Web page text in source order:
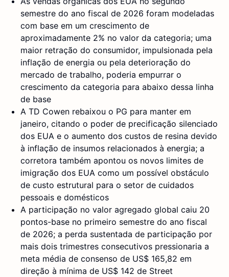
semestre do ano fiscal de 2026 foram modeladas
com base em um crescimento de
aproximadamente 2% no valor da categoria; uma
maior retração do consumidor, impulsionada pela
inflação de energia ou pela deterioração do
mercado de trabalho, poderia empurrar o
crescimento da categoria para abaixo dessa linha
de base
A TD Cowen rebaixou o PG para manter em
janeiro, citando o poder de precificação silenciado
dos EUA e o aumento dos custos de resina devido
à inflação de insumos relacionados à energia; a
corretora também apontou os novos limites de
imigração dos EUA como um possível obstáculo
de custo estrutural para o setor de cuidados
pessoais e domésticos
A participação no valor agregado global caiu 20
pontos-base no primeiro semestre do ano fiscal
de 2026; a perda sustentada de participação por
mais dois trimestres consecutivos pressionaria a
meta média de consenso de US$ 165,82 em
direção à mínima de US$ 142 de Street